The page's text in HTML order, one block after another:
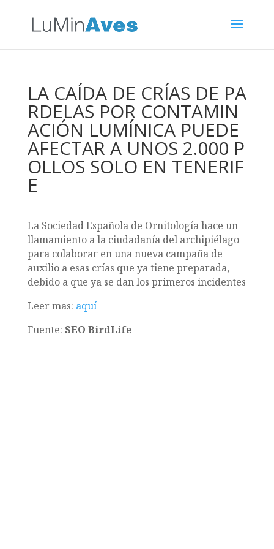
LA CAÍDA DE CRÍAS DE PA
RDELAS POR CONTAMIN
ACIÓN LUMÍNICA PUEDE
AFECTAR A UNOS 2.000 P
OLLOS SOLO EN TENERIF
E
La Sociedad Española de Ornitología hace un
llamamiento a la ciudadanía del archipiélago
para colaborar en una nueva campaña de
auxilio a esas crías que ya tiene preparada,
debido a que ya se dan los primeros incidentes
Leer mas: aquí
Fuente: SEO BirdLife